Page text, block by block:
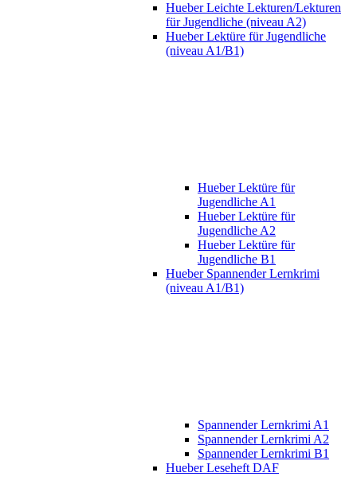
Hueber Leichte Lekturen/Lekturen
für Jugendliche (niveau A2)
Hueber Lektüre für Jugendliche
(niveau A1/B1)
Hueber Lektüre für
Jugendliche A1
Hueber Lektüre für
Jugendliche A2
Hueber Lektüre für
Jugendliche B1
Hueber Spannender Lernkrimi
(niveau A1/B1)
Spannender Lernkrimi A1
Spannender Lernkrimi A2
Spannender Lernkrimi B1
Hueber Leseheft DAF